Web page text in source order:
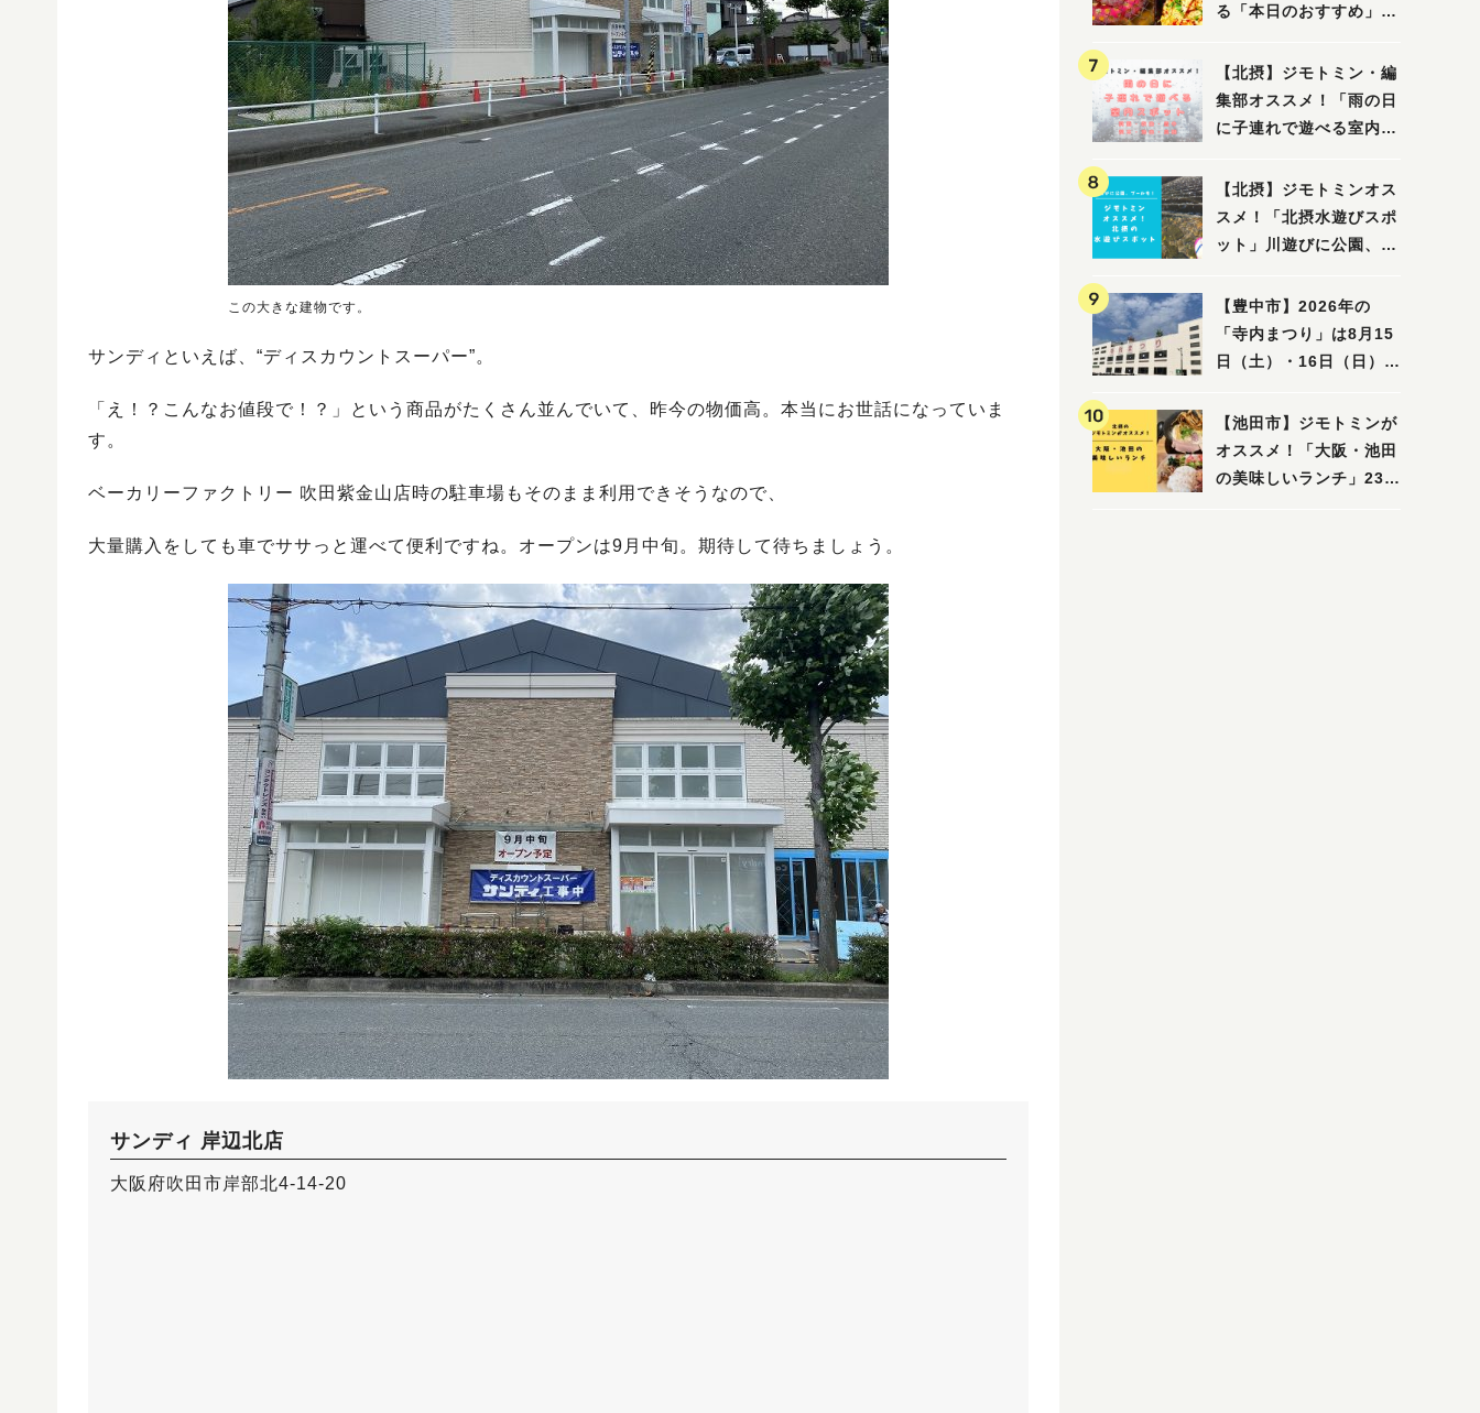
この大きな建物です。
サンディといえば、“ディスカウントスーパー”。
「え！？こんなお値段で！？」という商品がたくさん並んでいて、昨今の物価高。本当にお世話になっていま
す。
ベーカリーファクトリー 吹田紫金山店時の駐車場もそのまま利用できそうなので、
大量購入をしても車でササっと運べて便利ですね。オープンは9月中旬。期待して待ちましょう。
サンディ 岸辺北店
大阪府吹田市岸部北4-14-20
る「本日のおすすめ」で
【北摂】ジモトミン・編
集部オススメ！「雨の日
に子連れで遊べる室内ス
箕面・吹田・豊中・茨
木・池田）
【北摂】ジモトミンオス
スメ！「北摂水遊びスポ
ット」川遊びに公園、プ
吹田・茨木・高槻）
【豊中市】2026年の
「寺内まつり」は8月15
日（土）・16日（日）
花火・夜店で賑やかに
【池田市】ジモトミンが
オススメ！「大阪・池田
の美味しいランチ」23